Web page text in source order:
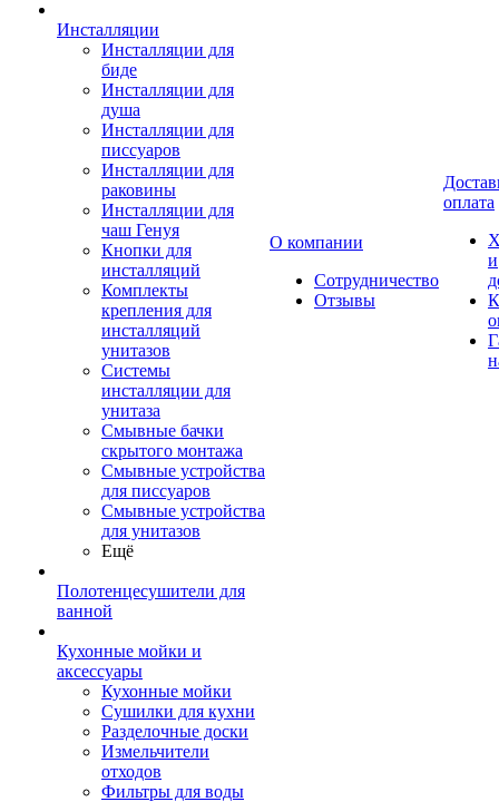
Инсталляции
Инсталляции для
биде
Инсталляции для
душа
Инсталляции для
писсуаров
Инсталляции для
раковины
Инсталляции для
чаш Генуя
Кнопки для
инсталляций
Комплекты
крепления для
инсталляций
унитазов
Системы
инсталляции для
унитаза
Смывные бачки
скрытого монтажа
Смывные устройства
для писсуаров
Смывные устройства
для унитазов
Ещё
Полотенцесушители для
ванной
Кухонные мойки и
аксессуары
Кухонные мойки
Сушилки для кухни
Разделочные доски
Измельчители
отходов
Фильтры для воды
О компании
Сотрудничество
Отзывы
оплата
и